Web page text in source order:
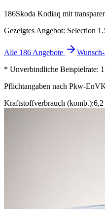
186Skoda Kodiaq mit
Gezeigtes Angebot: Selection
Alle 186 Angebote
* Unverbindliche Beispielrate:
Pflichtangaben nach Pkw-
Kraftstoffverbrauch (komb.):